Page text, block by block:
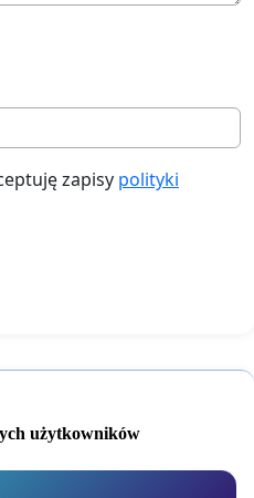
zapisy polityki
użytkowników